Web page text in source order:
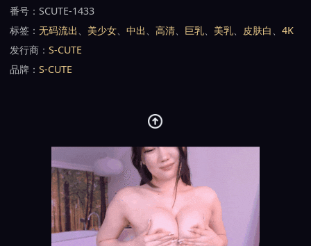
番号：SCUTE-1433
标签：无码流出、 美少女、中出、高清、 巨乳、 美乳、 皮肤白、4K
发行商：S-CUTE
品牌：S-CUTE